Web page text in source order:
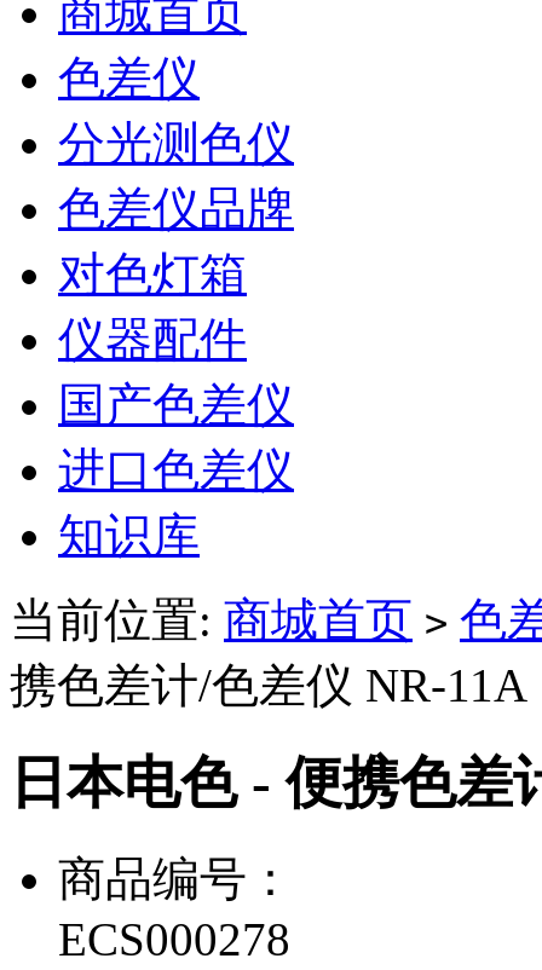
商城首页
色差仪
分光测色仪
色差仪品牌
对色灯箱
仪器配件
国产色差仪
进口色差仪
知识库
当前位置: 商城首页 > 色
携色差计/色差仪 NR-11A
日本电色 - 便携色差
商品编号：
ECS000278